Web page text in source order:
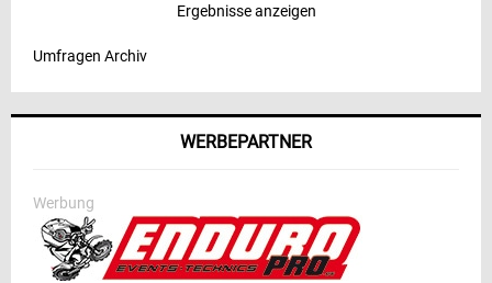
Ergebnisse anzeigen
Umfragen Archiv
WERBEPARTNER
Werbung